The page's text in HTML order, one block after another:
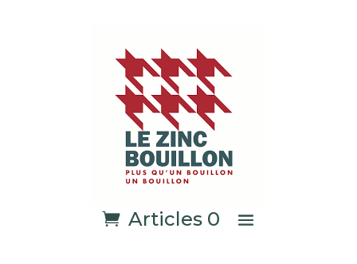
Articles 0